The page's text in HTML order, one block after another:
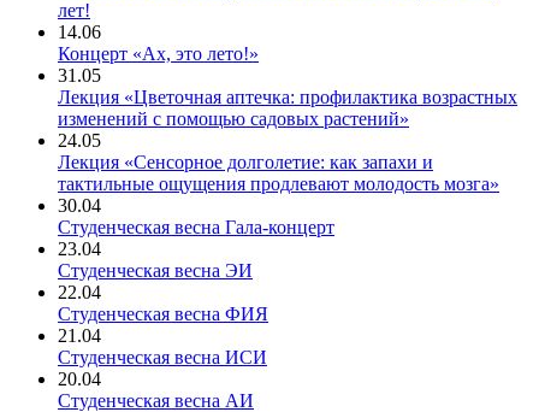
лет!
14.06
Концерт «Ах, это лето!»
31.05
Лекция «Цветочная аптечка: профилактика возрастных
изменений с помощью садовых растений»
24.05
Лекция «Сенсорное долголетие: как запахи и
тактильные ощущения продлевают молодость мозга»
30.04
Студенческая весна Гала-концерт
23.04
Студенческая весна ЭИ
22.04
Студенческая весна ФИЯ
21.04
Студенческая весна ИСИ
20.04
Студенческая весна АИ